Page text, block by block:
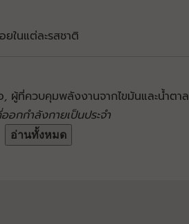
ในแต่ละรสชาติ
, ผู้ที่ควบคุมพลังงานจากไขมันและน้ำตาล
กกำลังกายเป็นประจำ
อ่านทั้งหมด